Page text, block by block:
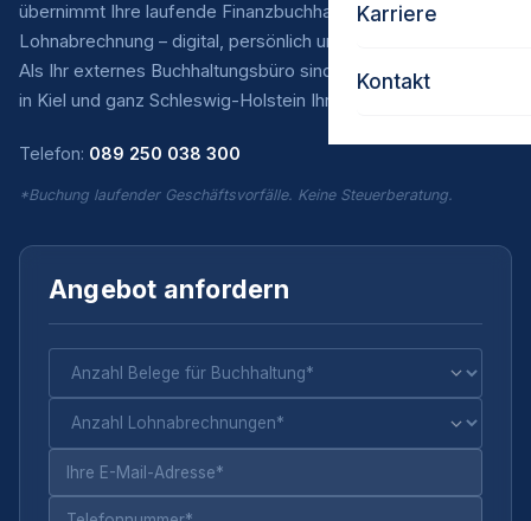
Karriere
Kontakt
übernimmt Ihre laufende Finanzbuchhaltung* und
Lohnabrechnung – digital, persönlich und zu fairen Preisen.
Als Ihr externes Buchhaltungsbüro sind wir für Unternehmen
in Kiel und ganz Schleswig-Holstein Ihr verlässlicher Partner.
Telefon: 089 250 038 300
*Buchung laufender Geschäftsvorfälle. Keine Steuerberatung.
Angebot anfordern